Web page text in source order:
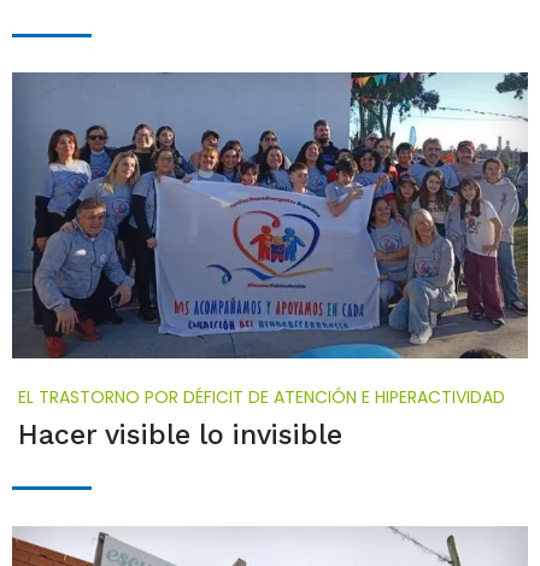
EL TRASTORNO POR DÉFICIT DE ATENCIÓN E HIPERACTIVIDAD
Hacer visible lo invisible